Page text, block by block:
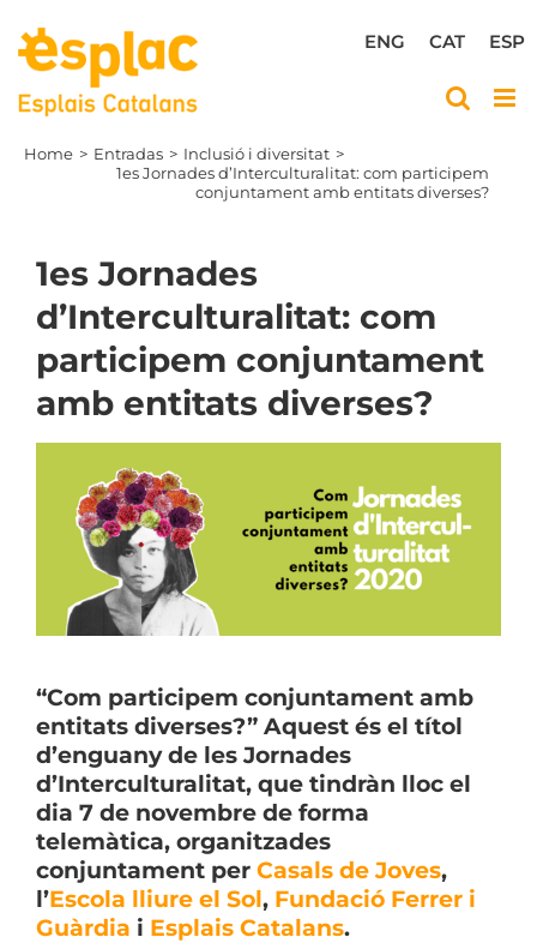
content
ESP
CAT
ENG
Home Entradas
Inclusió i diversitat
1es Jornades d’Interculturalitat: com participem
conjuntament amb entitats diverses?
1es Jornades
d’Interculturalitat: com
participem conjuntament
amb entitats diverses?
Larger
Image
“Com participem conjuntament amb
entitats diverses?” Aquest és el títol
d’enguany de les Jornades
d’Interculturalitat, que tindràn lloc el
dia 7 de novembre de forma
telemàtica, organitzades
conjuntament per Casals de Joves,
l’Escola lliure el Sol, Fundació Ferrer i
Guàrdia i Esplais Catalans.